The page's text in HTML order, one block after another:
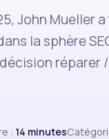
John Mueller
la sphère
réparer
: 14 minutes